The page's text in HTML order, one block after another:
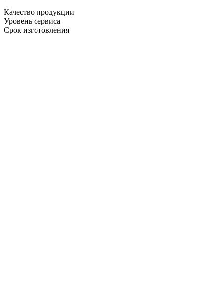
Качество продукции
Уровень сервиса
Срок изготовления